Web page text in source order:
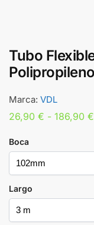
Tubo
Marca: VDL
26,90 € - 186,90 €
Boca
Largo